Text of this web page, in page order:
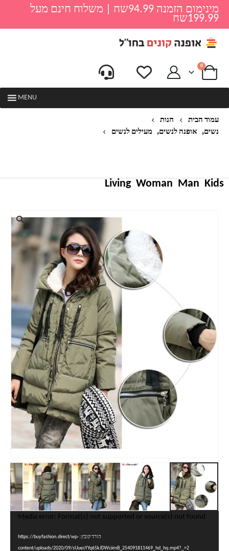
מינימום הזמנה 94.99שח | משלוח חינם מעל
199.99שח
0
MENU
עמוד הבית
חנות
נשים, אופנה לנשים, מעילים לנשים
Kids
Man
Woman
Living
Media error: Format(s) not supported or source(s) not found
הורד קובץ: https://buyfashion.direct/wp-
content/uploads/2020/09/sUuesYYq65kJDWciimB_254091811469_hd_hq.mp4?_=2